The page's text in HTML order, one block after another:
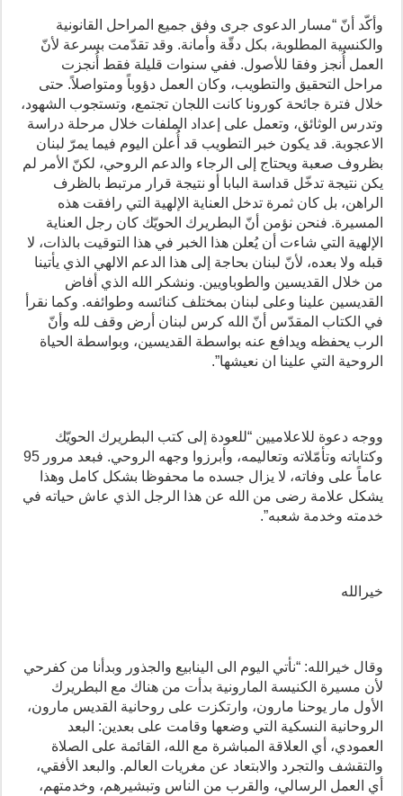
وأكّد أنّ “مسار الدعوى جرى وفق جميع المراحل القانونية
والكنسية المطلوبة، بكل دقّة وأمانة. وقد تقدّمت بسرعة لأنّ
العمل أُنجز وفقا للأصول. ففي سنوات قليلة فقط أُنجزت
مراحل التحقيق والتطويب، وكان العمل دؤوباً ومتواصلاً. حتى
خلال فترة جائحة كورونا كانت اللجان تجتمع، وتستجوب الشهود،
وتدرس الوثائق، وتعمل على إعداد الملفات خلال مرحلة دراسة
الاعجوبة. قد يكون خبر التطويب قد أُعلن اليوم فيما يمرّ لبنان
بظروف صعبة ويحتاج إلى الرجاء والدعم الروحي، لكنّ الأمر لم
يكن نتيجة تدخّل قداسة البابا أو نتيجة قرار مرتبط بالظرف
الراهن، بل كان ثمرة تدخل العناية الإلهية التي رافقت هذه
المسيرة. فنحن نؤمن أنّ البطريرك الحويّك كان رجل العناية
الإلهية التي شاءت أن يُعلن هذا الخبر في هذا التوقيت بالذات، لا
قبله ولا بعده، لأنّ لبنان بحاجة إلى هذا الدعم الالهي الذي يأتينا
من خلال القديسين والطوباويين. ونشكر الله الذي أفاض
القديسين علينا وعلى لبنان بمختلف كنائسه وطوائفه. وكما نقرأ
في الكتاب المقدّس أنّ الله كرس لبنان أرض وقف لله وأنّ
الرب يحفظه ويدافع عنه بواسطة القديسين، وبواسطة الحياة
الروحية التي علينا ان نعيشها”.
ووجه دعوة للاعلاميين “للعودة إلى كتب البطريرك الحويّك
وكتاباته وتأمّلاته وتعاليمه، وأبرزوا وجهه الروحي. فبعد مرور 95
عاماً على وفاته، لا يزال جسده ما محفوظا بشكل كامل وهذا
يشكل علامة رضى من الله عن هذا الرجل الذي عاش حياته في
خدمته وخدمة شعبه”.
خيرالله
وقال خيرالله: “نأتي اليوم الى الينابيع والجذور وبدأنا من كفرحي
لأن مسيرة الكنيسة المارونية بدأت من هناك مع البطريرك
الأول مار يوحنا مارون، وارتكزت على روحانية القديس مارون،
الروحانية النسكية التي وضعها وقامت على بعدين: البعد
العمودي، أي العلاقة المباشرة مع الله، القائمة على الصلاة
والتقشف والتجرد والابتعاد عن مغريات العالم. والبعد الأفقي،
أي العمل الرسالي، والقرب من الناس وتبشيرهم، وخدمتهم،